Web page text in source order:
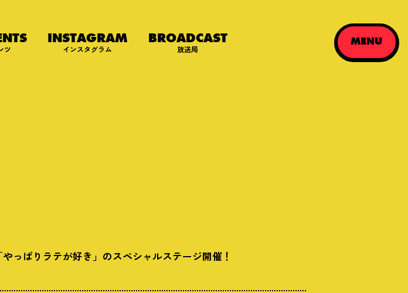
ツ
INSTAGRAM
インスタグラム
BROADCAST
放送局
MENU
っぱりラテが好き」のスペシャルステージ開催！